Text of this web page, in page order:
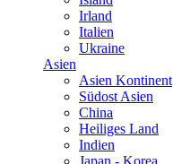
Irland
Italien
Ukraine
Asien
Asien Kontinent
Südost Asien
China
Heiliges Land
Indien
Japan - Korea